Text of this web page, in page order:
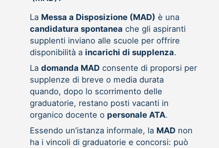
La Messa a Disposizione (MAD) è una
candidatura spontanea che gli aspiranti
supplenti inviano alle scuole per offrire
disponibilità a incarichi di supplenza.
La domanda MADconsente di proporsi per
supplenze di breve o media durata
quando, dopo lo scorrimento delle
graduatorie, restano posti vacanti in
organico docente o personale ATA.
Essendo un’istanza informale, la MADnon
ha i vincoli di graduatorie e concorsi: può